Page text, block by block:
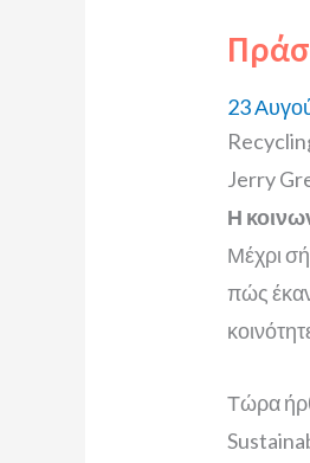
23
Jerry
Η
Μέχρι
πώς
Τώρα